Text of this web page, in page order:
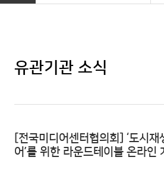
유관기관 소식
[전국미디어센터협의회] ‘도시재
어’를 위한 라운드테이블 온라인